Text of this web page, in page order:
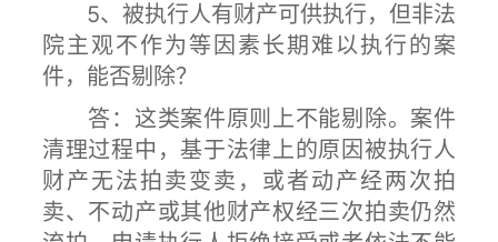
5、被执行人有财产可供执行，但非法
院主观不作为等因素长期难以执行的案
件，能否剔除？
答：这类案件原则上不能剔除。案件
清理过程中，基于法律上的原因被执行人
财产无法拍卖变卖，或者动产经两次拍
卖、不动产或其他财产权经三次拍卖仍然